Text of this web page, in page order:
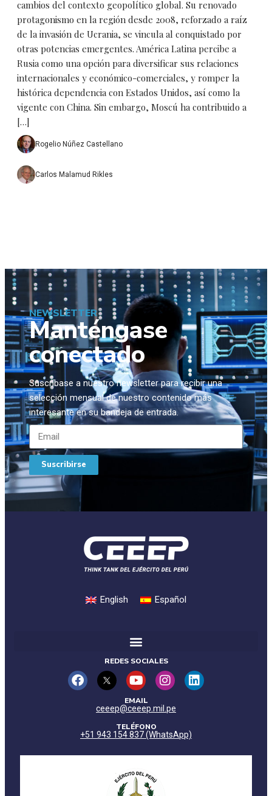
cambios del contexto geopolítico global. Su renovado
protagonismo en la región desde 2008, reforzado a raíz
de la invasión de Ucrania, se vincula al conquistado por
otras potencias emergentes. América Latina percibe a
Rusia como una opción para diversificar sus relaciones
internacionales y económico-comerciales, y romper la
histórica dependencia con Estados Unidos, así como la
vigente con China. Sin embargo, Moscú ha contribuido a
[…]
Rogelio Núñez Castellano
Carlos Malamud Rikles
NEWSLETTER
Manténgase
conectado
Suscríbase a nuestro newsletter para recibir una
selección mensual de nuestro contenido más
interesante en su bandeja de entrada.
Suscribirse
English Español
REDES SOCIALES
EMAIL
ceeep@ceeep.mil.pe
TELÉFONO
+51 943 154 837 (WhatsApp)